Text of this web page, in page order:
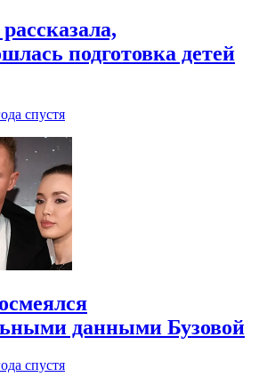
подготовка детей
спустя
данными Бузовой
спустя